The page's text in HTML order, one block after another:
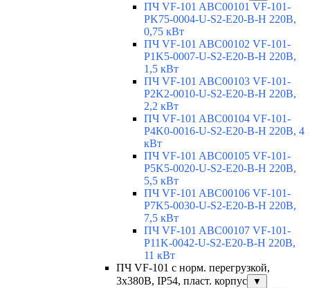
ПЧ VF-101 ABC00101 VF-101-
PK75-0004-U-S2-E20-B-H 220В,
0,75 кВт
ПЧ VF-101 ABC00102 VF-101-
P1K5-0007-U-S2-E20-B-H 220В,
1,5 кВт
ПЧ VF-101 ABC00103 VF-101-
P2K2-0010-U-S2-E20-B-H 220В,
2,2 кВт
ПЧ VF-101 ABC00104 VF-101-
P4K0-0016-U-S2-E20-B-H 220В, 4
кВт
ПЧ VF-101 ABC00105 VF-101-
P5K5-0020-U-S2-E20-B-H 220В,
5,5 кВт
ПЧ VF-101 ABC00106 VF-101-
P7K5-0030-U-S2-E20-B-H 220В,
7,5 кВт
ПЧ VF-101 ABC00107 VF-101-
P11K-0042-U-S2-E20-B-H 220В,
11 кВт
ПЧ VF-101 с норм. перегрузкой,
3х380В, IP54, пласт. корпус
▼